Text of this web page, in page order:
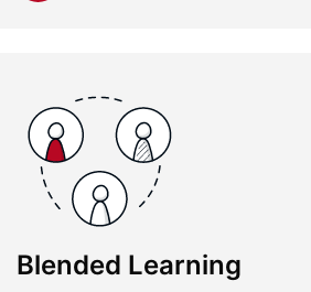
Blended Learning